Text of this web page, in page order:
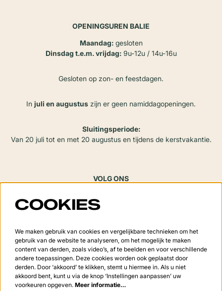
OPENINGSUREN BALIE
Maandag:gesloten
Dinsdag t.e.m. vrijdag:9u-12u / 14u-16u
Gesloten op zon- en feestdagen.
In juli en augustus zijn er geen namiddagopeningen.
Sluitingsperiode:
Van 20 juli tot en met 20 augustus en tijdens de kerstvakantie.
VOLG ONS
Meld je aan voor de nieuwsbrief
Aanmelden
COOKIES
We maken gebruik van cookies en vergelijkbare technieken om het
gebruik van de website te analyseren, om het mogelijk te maken
content van derden, zoals video’s, af te beelden en voor verschillende
andere toepassingen. Deze cookies worden ook geplaatst door
derden. Door ‘akkoord’ te klikken, stemt u hiermee in. Als u niet
akkoord bent, kunt u via de knop ‘Instellingen aanpassen’ uw
voorkeuren opgeven. Meer informatie…